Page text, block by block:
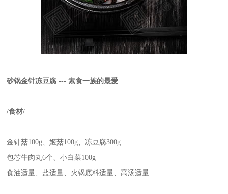
砂锅金针冻豆腐 --- 素食一族的最爱
/食材/
金针菇100g、姬菇100g、冻豆腐300g
包芯牛肉丸6个、小白菜100g
食油适量、盐适量、火锅底料适量、高汤适量